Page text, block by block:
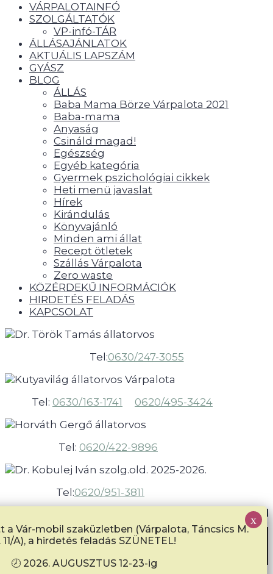
VÁRPALOTAINFÓ
SZOLGÁLTATÓK
VP-infó-TÁR
ÁLLÁSAJÁNLATOK
AKTUÁLIS LAPSZÁM
GYÁSZ
BLOG
ÁLLÁS
Baba Mama Börze Várpalota 2021
Baba-mama
Anyaság
Csináld magad!
Egészség
Egyéb kategória
Gyermek pszichológiai cikkek
Heti menü javaslat
Hírek
Kirándulás
Könyvajánló
Minden ami állat
Recept ötletek
Szállás Várpalota
Zero waste
KÖZÉRDEKŰ INFORMÁCIÓK
HIRDETÉS FELADÁS
KAPCSOLAT
Tel:0630/247-3055
Tel: 0630/163-1741 0620/495-3424
Tel: 0620/422-9896
Tel:0620/951-3811
a Vár-mobil szaküzletben (Várpalota, Táncsics M.
11/A), a hirdetés feladás SZÜNETEL!
🕗 2026. AUGUSZTUS 12-23-ig
A honlap további használatához a sütik
használatát el kell fogadni.További információ
Elfogad